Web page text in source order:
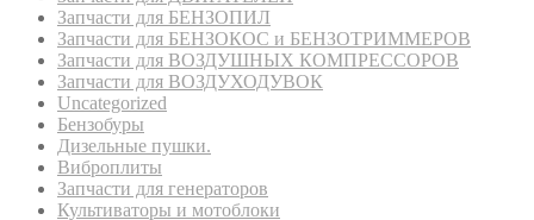
Запчасти для БЕНЗОПИЛ
Запчасти для БЕНЗОКОС и БЕНЗОТРИММЕРОВ
Запчасти для ВОЗДУШНЫХ КОМПРЕССОРОВ
Запчасти для ВОЗДУХОДУВОК
Uncategorized
Бензобуры
Дизельные пушки.
Виброплиты
Запчасти для генераторов
Культиваторы и мотоблоки